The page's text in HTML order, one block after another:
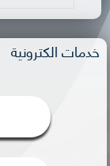
خدمات الكترونية